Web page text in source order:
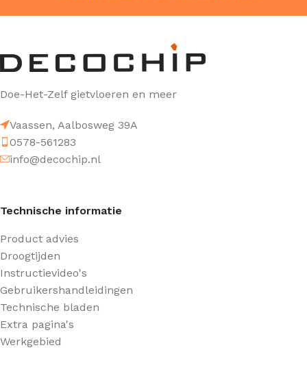
Doe-Het-Zelf gietvloeren en meer
Vaassen, Aalbosweg 39A
0578-561283
info@decochip.nl
Technische informatie
Product advies
Droogtijden
Instructievideo's
Gebruikershandleidingen
Technische bladen
Extra pagina's
Werkgebied